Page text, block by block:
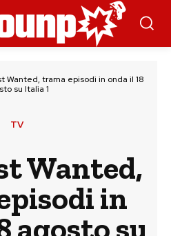
Wanted, trama episodi in onda il 18
su Italia 1
TV
Wanted,
in